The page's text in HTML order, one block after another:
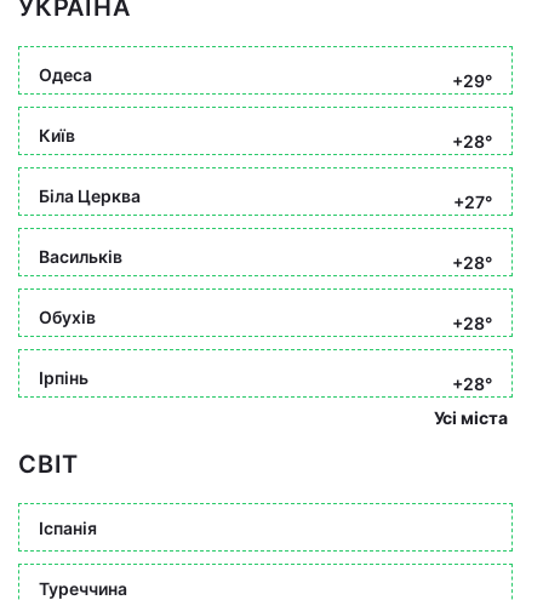
УКРАЇНА
Одеса +29°
Київ +28°
Біла Церква +27°
Васильків +28°
Обухів +28°
Ірпінь
+28°
Усі міста
СВІТ
Іспанія
Туреччина